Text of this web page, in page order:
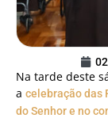
Na tarde deste
a celebração das
do Senhor e no